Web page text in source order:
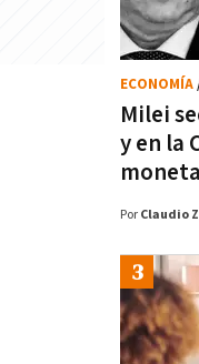
Milei
y en la
ECONOMÍA
Por Claudio